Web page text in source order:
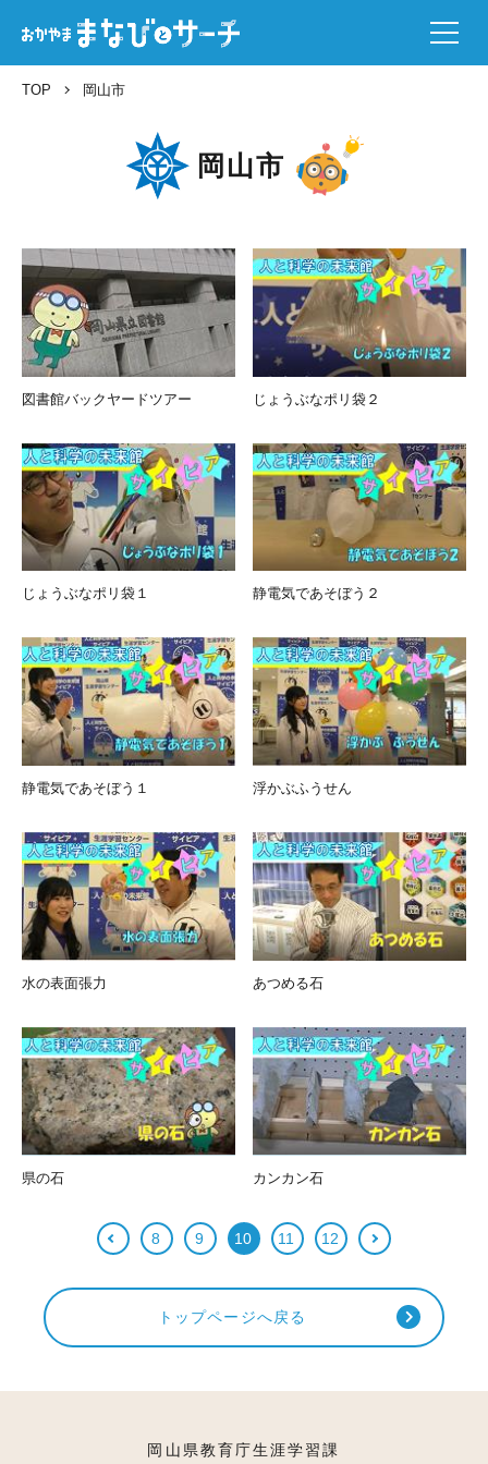
TOP 岡山市
岡山市
図書館バックヤードツアー じょうぶなポリ袋２
じょうぶなポリ袋１ 静電気であそぼう２
静電気であそぼう１ 浮かぶふうせん
水の表面張力 あつめる石
県の石 カンカン石
8 9 10 11 12
トップページへ戻る
岡山県教育庁生涯学習課